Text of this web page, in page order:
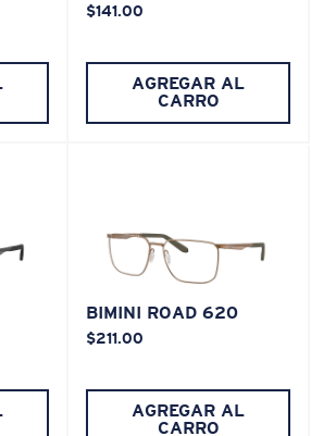
una montura
últimas posiciones?
$141.00
AGREGAR AL
CARRO
BIMINI ROAD 620
$211.00
AGREGAR AL
CARRO